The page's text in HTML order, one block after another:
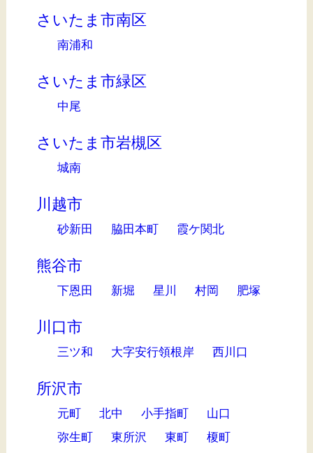
さいたま市南区
南浦和
さいたま市緑区
中尾
さいたま市岩槻区
城南
川越市
砂新田 脇田本町 霞ケ関北
熊谷市
下恩田 新堀 星川 村岡 肥塚
川口市
三ツ和 大字安行領根岸 西川口
所沢市
元町 北中 小手指町
山口
弥生町
東所沢 東町
榎町